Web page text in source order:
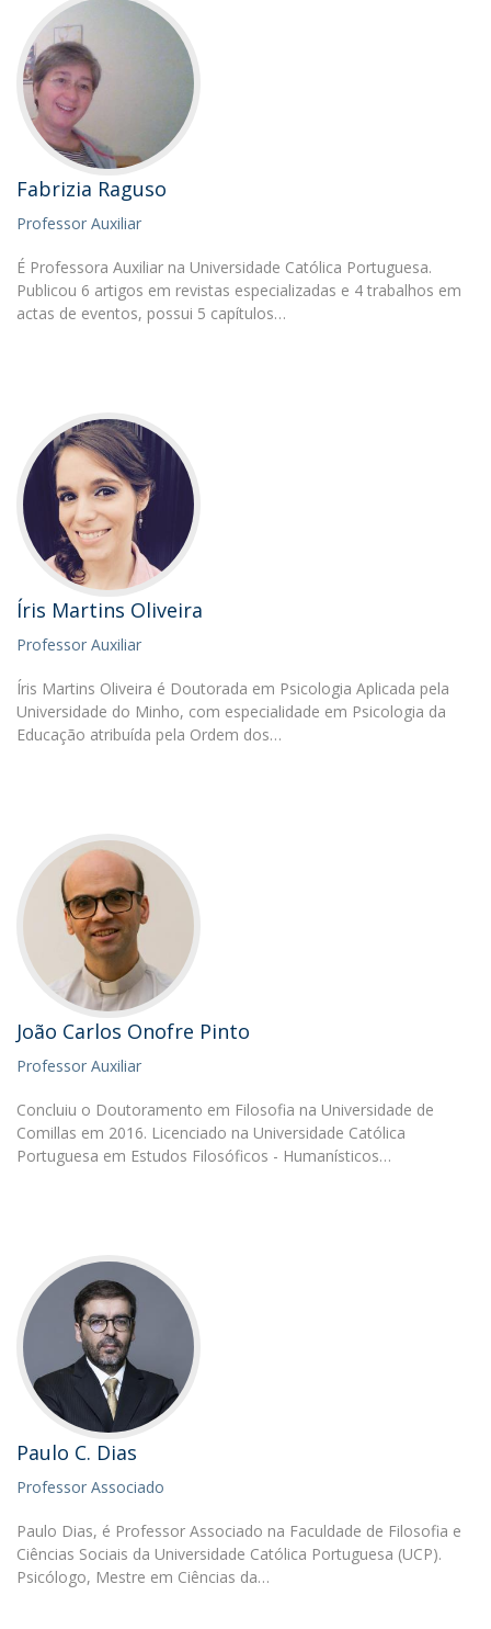
Fabrizia Raguso
Professor Auxiliar
É Professora Auxiliar na Universidade Católica Portuguesa.
Publicou 6 artigos em revistas especializadas e 4 trabalhos em
actas de eventos, possui 5 capítulos…
Íris Martins Oliveira
Professor Auxiliar
Íris Martins Oliveira é Doutorada em Psicologia Aplicada pela
Universidade do Minho, com especialidade em Psicologia da
Educação atribuída pela Ordem dos…
João Carlos Onofre Pinto
Professor Auxiliar
Concluiu o Doutoramento em Filosofia na Universidade de
Comillas em 2016. Licenciado na Universidade Católica
Portuguesa em Estudos Filosóficos - Humanísticos…
Paulo C. Dias
Professor Associado
Paulo Dias, é Professor Associado na Faculdade de Filosofia e
Ciências Sociais da Universidade Católica Portuguesa (UCP).
Psicólogo, Mestre em Ciências da…